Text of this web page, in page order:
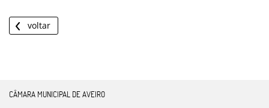
voltar
CÂMARA MUNICIPAL DE AVEIRO